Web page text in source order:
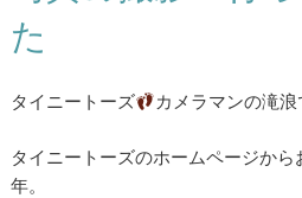
た
タイニートーズ カメラマンの滝浪
タイニートーズのホームページから
年。